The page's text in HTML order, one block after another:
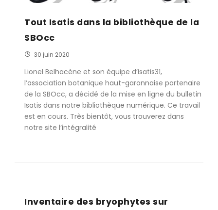
Tout Isatis dans la bibliothèque de la
SBOcc
30 juin 2020
Lionel Belhacène et son équipe d’Isatis31,
l’association botanique haut-garonnaise partenaire
de la SBOcc, a décidé de la mise en ligne du bulletin
Isatis dans notre bibliothèque numérique. Ce travail
est en cours. Très bientôt, vous trouverez dans
notre site l’intégralité
Inventaire des bryophytes sur